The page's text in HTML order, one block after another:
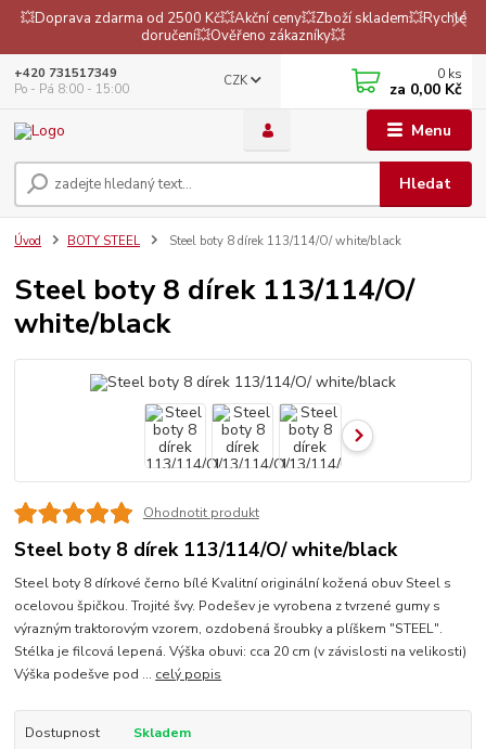
💥Doprava zdarma od 2500 Kč💥Akční ceny💥Zboží skladem💥Rychlé
doručení💥Ověřeno zákazníky💥
Menu
CZK
Hledat
+420 731517349
Po - Pá 8:00 - 15:00
0 ks
za 0,00 Kč
Úvod BOTY STEEL Steel boty 8 dírek 113/114/O/ white/black
Steel boty 8 dírek 113/114/O/
white/black
Ohodnotit produkt
Steel boty 8 dírek 113/114/O/ white/black
Steel boty 8 dírkové černo bílé Kvalitní originální kožená obuv Steel s
ocelovou špičkou. Trojité švy. Podešev je vyrobena z tvrzené gumy s
výrazným traktorovým vzorem, ozdobená šroubky a plíškem "STEEL".
Stélka je filcová lepená. Výška obuvi: cca 20 cm (v závislosti na velikosti)
Výška podešve pod ... celý popis
Dostupnost
Skladem